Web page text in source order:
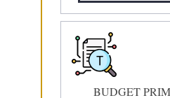
BUDGET